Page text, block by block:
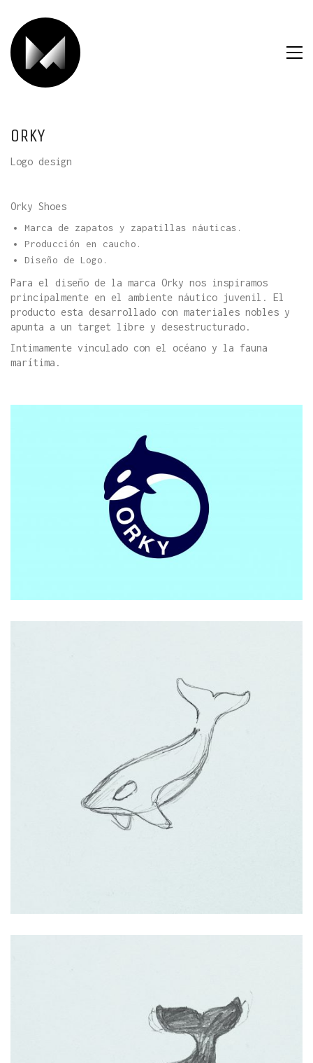
ORKY
Logo design
Orky Shoes
Marca de zapatos y zapatillas náuticas.
Producción en caucho.
Diseño de Logo.
Para el diseño de la marca Orky nos inspiramos
principalmente en el ambiente náutico juvenil. El
producto esta desarrollado con materiales nobles y
apunta a un target libre y desestructurado.
Intimamente vinculado con el océano y la fauna
marítima.